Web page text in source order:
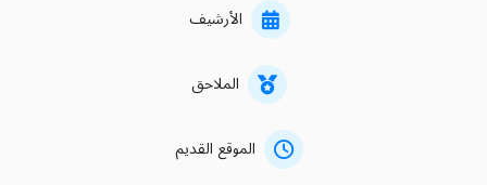
الأرشيف
الملاحق
الموقع القديم